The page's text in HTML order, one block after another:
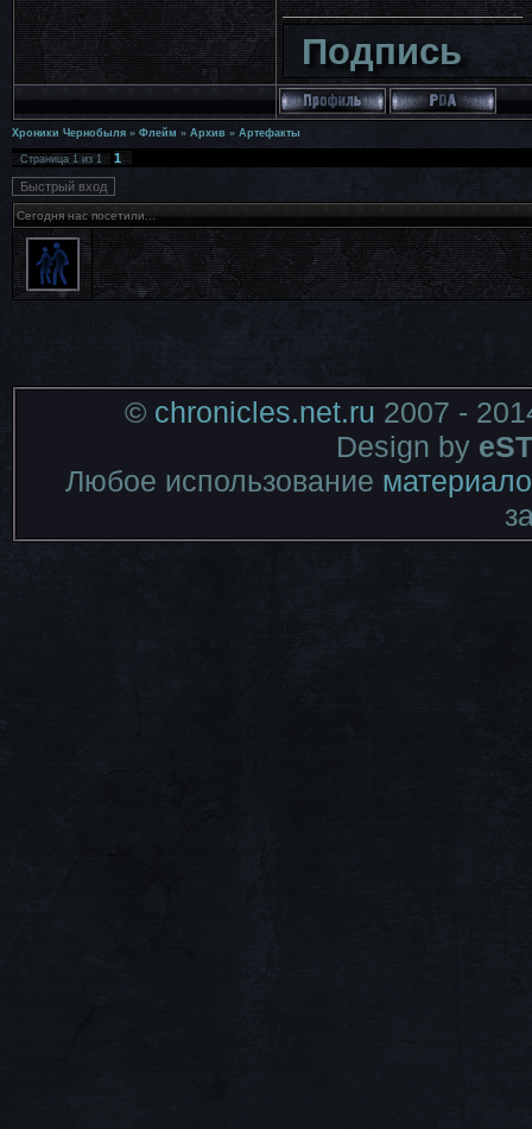
Подпись
Хроники Чернобыля » Флейм » Архив » Артефакты
Страница1из1 1
Сегодня нас посетили...
© chronicles.net.ru 2007 -
Design by
Любое использование